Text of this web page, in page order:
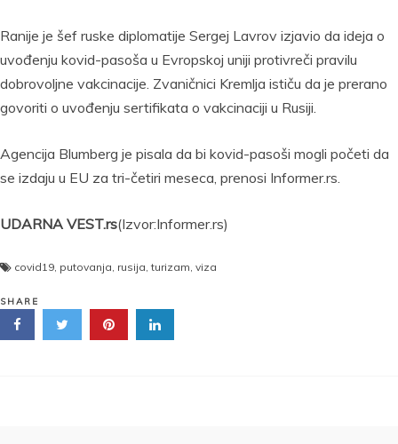
Ranije je šef ruske diplomatije Sergej Lavrov izjavio da ideja o
uvođenju kovid-pasoša u Evropskoj uniji protivreči pravilu
dobrovoljne vakcinacije. Zvaničnici Kremlja ističu da je prerano
govoriti o uvođenju sertifikata o vakcinaciji u Rusiji.
Agencija Blumberg je pisala da bi kovid-pasoši mogli početi da
se izdaju u EU za tri-četiri meseca, prenosi Informer.rs.
UDARNA VEST.rs(Izvor:Informer.rs)
covid19, putovanja, rusija,turizam, viza
SHARE